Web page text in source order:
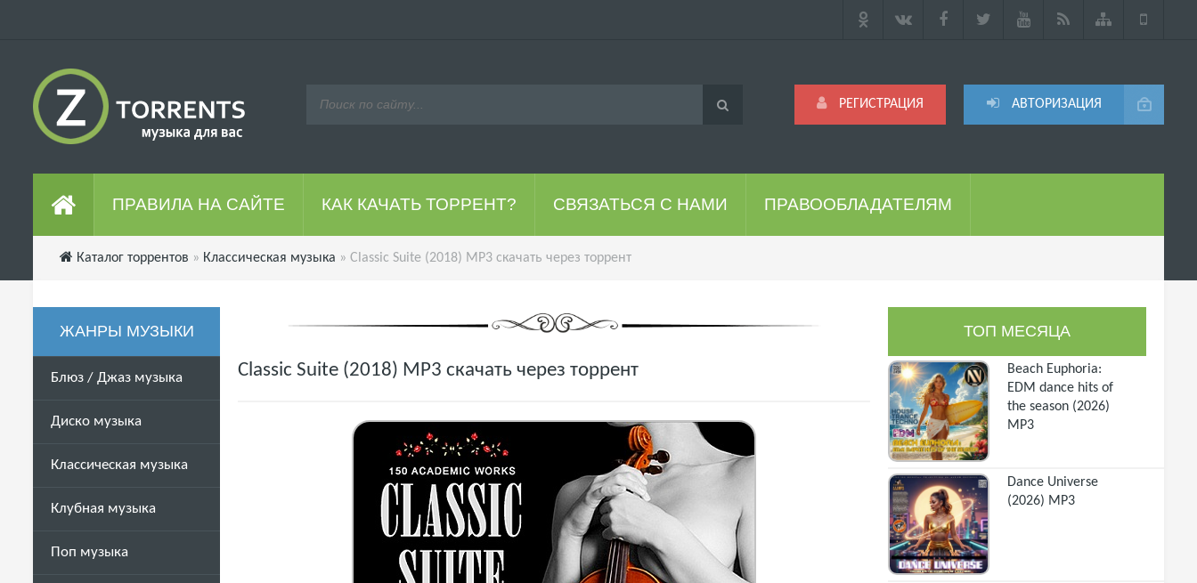
АВТОРИЗАЦИЯ
РЕГИСТРАЦИЯ
ПРАВИЛА НА САЙТЕ КАК КАЧАТЬ ТОРРЕНТ? СВЯЗАТЬСЯ С НАМИ ПРАВООБЛАДАТЕЛЯМ
Каталог торрентов » Классическая музыка » Classic Suite (2018) MP3 скачать через торрент
ЖАНРЫ МУЗЫКИ
Блюз / Джаз музыка
Диско музыка
Классическая музыка
Клубная музыка
Поп музыка
Classic Suite (2018) MP3 скачать через торрент
ТОП МЕСЯЦА
Beach Euphoria:
EDM dance hits of
the season (2026)
MP3
Dance Universe
(2026) MP3